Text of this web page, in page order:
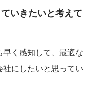
いきたいと考えて
く感知して、最適な
にしたいと思ってい